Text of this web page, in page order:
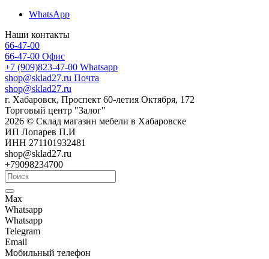
WhatsApp
Наши контакты
66-47-00
66-47-00 Офис
+7 (909)823-47-00 Whatsapp
shop@sklad27.ru Почта
shop@sklad27.ru
г. Хабаровск, Проспект 60-летия Октября, 172
Торговый центр "Залог"
2026 © Склад магазин мебели в Хабаровске
ИП Лопарев П.И
ИНН 271101932481
shop@sklad27.ru
+79098234700
Max
Whatsapp
Whatsapp
Telegram
Email
Мобильный телефон